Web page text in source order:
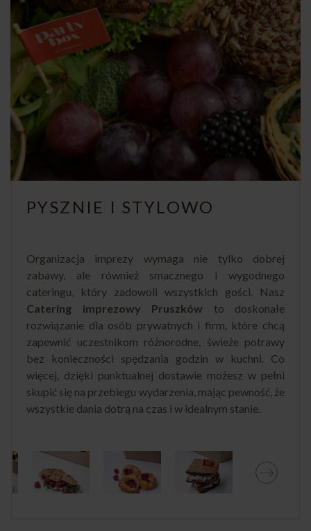
PYSZNIE I STYLOWO
Organizacja imprezy wymaga nie tylko dobrej
zabawy, ale również smacznego i wygodnego
cateringu, który zadowoli wszystkich gości. Nasz
Catering imprezowy Pruszków to doskonałe
rozwiązanie dla osób prywatnych i firm, które chcą
zapewnić uczestnikom różnorodne, świeże potrawy
bez konieczności spędzania godzin w kuchni. Co
więcej, dzięki punktualnej dostawie możesz w pełni
skupić się na przebiegu wydarzenia, mając pewność, że
wszystkie dania dotrą na czas i w idealnym stanie.